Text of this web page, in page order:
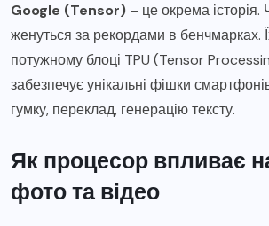
Google (Tensor) – це окрема
женуться за рекордами в бенчмарках.
потужному блоці TPU (Tensor
забезпечує унікальні фішки
гумку, переклад, генерацію тексту.
Як процесор впливає
фото та відео